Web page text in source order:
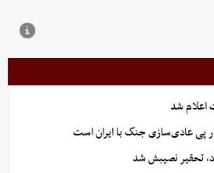
اعلام شد
پی عادی‌سازی جنگ با ایران است
تحقیر نصیبش شد